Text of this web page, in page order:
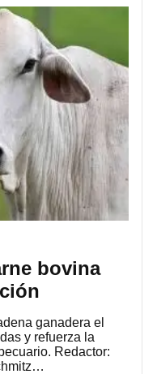
bovina
ganadera el
y refuerza la
Redactor: